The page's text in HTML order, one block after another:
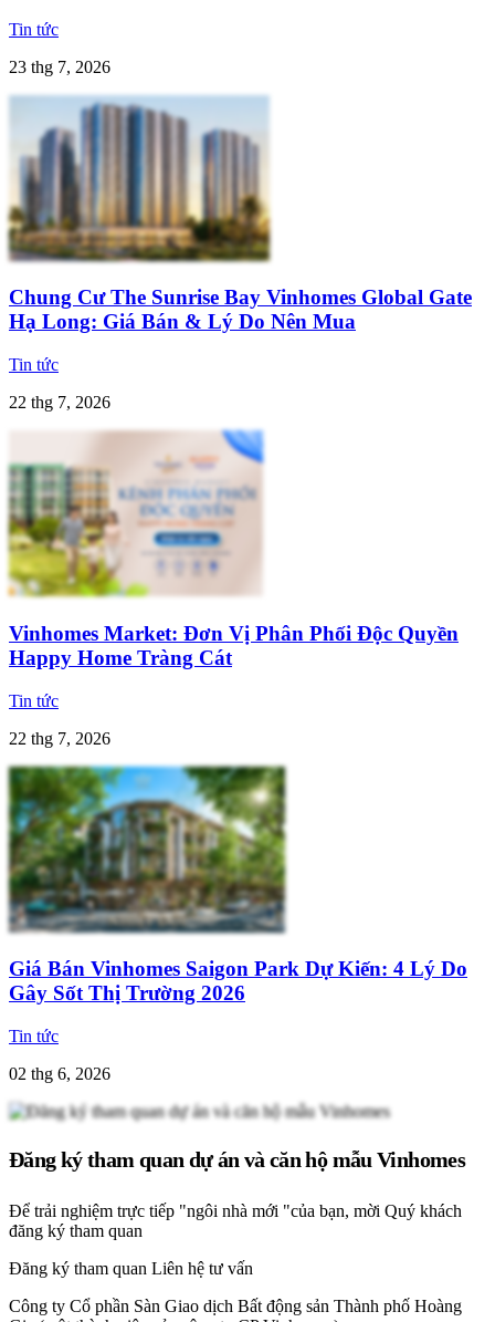
Tin tức
23 thg 7, 2026
Chung Cư The Sunrise Bay Vinhomes Global Gate
Hạ Long: Giá Bán & Lý Do Nên Mua
Tin tức
22 thg 7, 2026
Vinhomes Market: Đơn Vị Phân Phối Độc Quyền
Happy Home Tràng Cát
Tin tức
22 thg 7, 2026
Giá Bán Vinhomes Saigon Park Dự Kiến: 4 Lý Do
Gây Sốt Thị Trường 2026
Tin tức
02 thg 6, 2026
Đăng ký tham quan dự án và căn hộ mẫu Vinhomes
Để trải nghiệm trực tiếp "ngôi nhà mới "của bạn, mời Quý khách
đăng ký tham quan
Đăng ký tham quan Liên hệ tư vấn
Công ty Cổ phần Sàn Giao dịch Bất động sản Thành phố Hoàng